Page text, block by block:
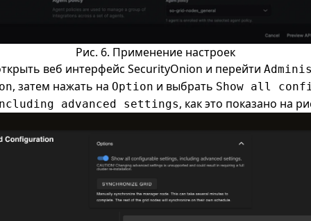
Рис. 6. Применение настроек
веб интерфейс SecurityOnion и перейти
, затем нажать на Option и выбрать Show all
advanced settings, как это показано на